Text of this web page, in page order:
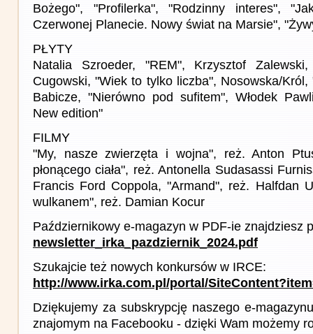
Bożego", "Profilerka", "Rodzinny interes",
Czerwonej Planecie. Nowy świat na Marsie",
PŁYTY
Natalia Szroeder, "REM", Krzysztof Zalewski,
Cugowski, "Wiek to tylko liczba", Nosowska/Król,
Babicze, "Nierówno pod sufitem", Włodek
New edition"
FILMY
"My, nasze zwierzęta i wojna", reż. Anton
płonącego ciała", reż. Antonella Sudasassi
Francis Ford Coppola, "Armand", reż. Halfdan
wulkanem", reż. Damian Kocur
Październikowy e-magazyn w PDF-ie znajdziesz
newsletter_irka_pazdziernik_2024.pdf
Szukajcie też nowych konkursów w IRCE:
http://www.irka.com.pl/portal/
Dziękujemy za subskrypcję naszego e-
znajomym na Facebooku - dzięki Wam możemy